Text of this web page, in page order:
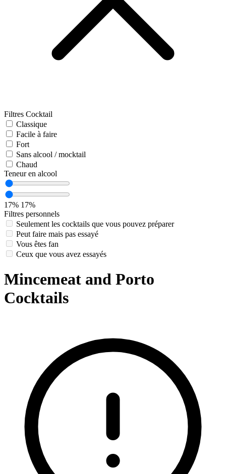
Filtres Cocktail
Classique
Facile à faire
Fort
Sans alcool / mocktail
Chaud
Teneur en alcool
17% 17%
Filtres personnels
Seulement les cocktails que vous pouvez préparer
Peut faire mais pas essayé
Vous êtes fan
Ceux que vous avez essayés
Mincemeat and Porto
Cocktails